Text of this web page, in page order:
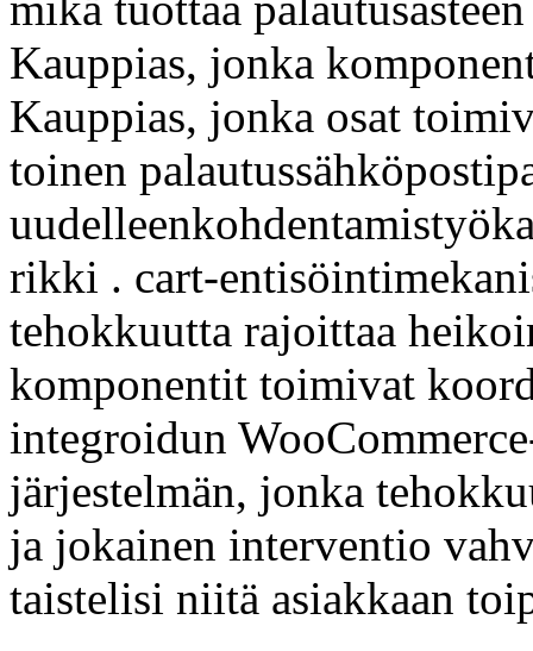
Kauppias, jonka
Kauppias, jonka osat
toinen
rikki . cart-
tehokkuutta rajoittaa
komponentit toimivat
integroidun
järjestelmän, jonka
ja jokainen interventio
taistelisi niitä asiakkaan